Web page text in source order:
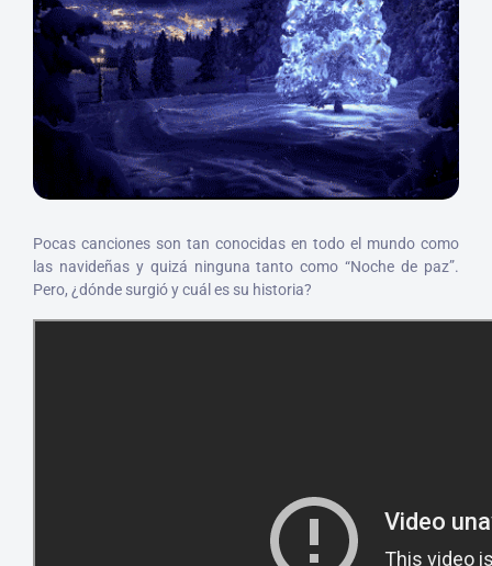
Pocas canciones son tan conocidas en todo el mundo como
las navideñas y quizá ninguna tanto como “Noche de paz”.
Pero, ¿dónde surgió y cuál es su historia?